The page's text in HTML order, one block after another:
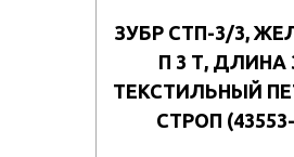
ЗУБР СТП-3/3,
П 3 Т, ДЛИНА
ТЕКСТИЛЬНЫЙ
СТРОП